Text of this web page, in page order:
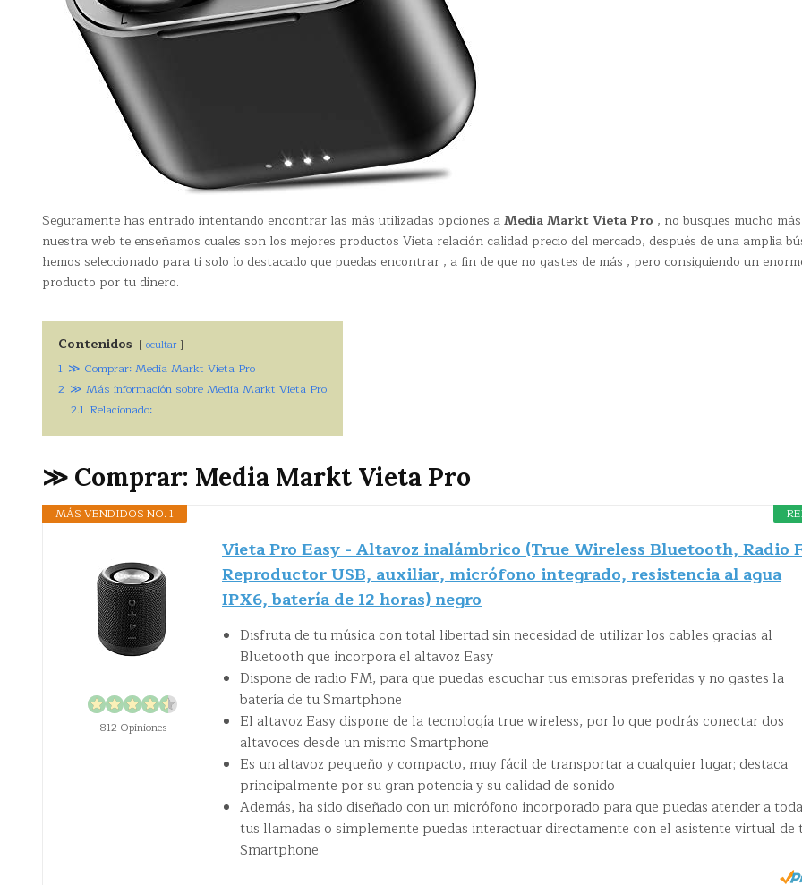
Seguramente has entrado intentando encontrar las más utilizadas opciones aMedia Markt Vieta Pro , no busques mucho
nuestra web te enseñamos cuales son los mejores productos Vieta relación calidad precio del mercado, después de una amplia
hemos seleccionado para ti solo lo destacado que puedas encontrar , a fin de que no gastes de más , pero consiguiendo un
producto por tu dinero.
Contenidos ocultar
1 ≫ Comprar: Media Markt Vieta Pro
2 ≫ Más información sobre Media Markt Vieta Pro
2.1 Relacionado:
≫ Comprar: Media Markt Vieta Pro
MÁS VENDIDOS NO. 1
812 Opiniones
Vieta Pro Easy - Altavoz inalámbrico (True Wireless Bluetooth, Radio
Reproductor USB, auxiliar, micrófono integrado, resistencia al agua
IPX6, batería de 12 horas) negro
Disfruta de tu música con total libertad sin necesidad de utilizar los cables gracias al
Bluetooth que incorpora el altavoz Easy
Dispone de radio FM, para que puedas escuchar tus emisoras preferidas y no gastes la
batería de tu Smartphone
El altavoz Easy dispone de la tecnología true wireless, por lo que podrás conectar dos
altavoces desde un mismo Smartphone
Es un altavoz pequeño y compacto, muy fácil de transportar a cualquier lugar; destaca
principalmente por su gran potencia y su calidad de sonido
Además, ha sido diseñado con un micrófono incorporado para que puedas atender a
tus llamadas o simplemente puedas interactuar directamente con el asistente virtual de
Smartphone